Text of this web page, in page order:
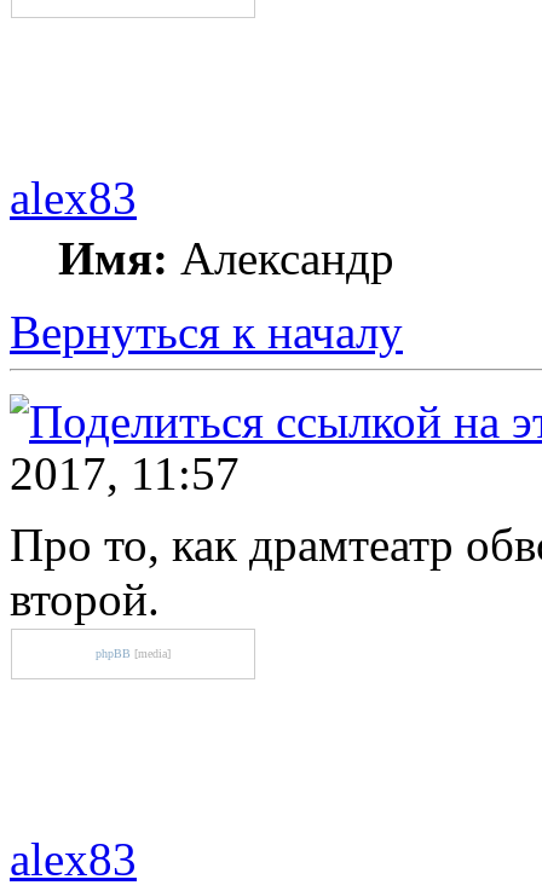
alex83
Имя: Александр
Вернуться к началу
2017, 11:57
Про то, как драмтеатр
второй.
phpBB [media]
alex83